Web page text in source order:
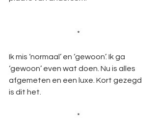
*
Ik mis ‘normaal’ en ‘gewoon’. Ik ga
‘gewoon’ even wat doen. Nu is alles
afgemeten en een luxe. Kort gezegd
is dit het.
*